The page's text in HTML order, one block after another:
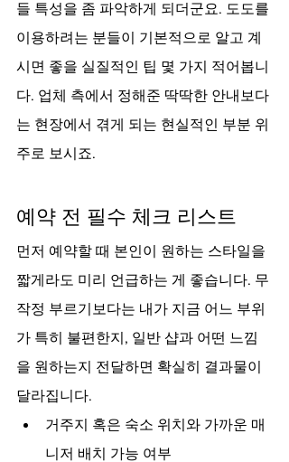
들 특성을 좀 파악하게 되더군요. 도도를
이용하려는 분들이 기본적으로 알고 계
시면 좋을 실질적인 팁 몇 가지 적어봅니
다. 업체 측에서 정해준 딱딱한 안내보다
는 현장에서 겪게 되는 현실적인 부분 위
주로 보시죠.
예약 전 필수 체크 리스트
먼저 예약할 때 본인이 원하는 스타일을
짧게라도 미리 언급하는 게 좋습니다. 무
작정 부르기보다는 내가 지금 어느 부위
가 특히 불편한지, 일반 샵과 어떤 느낌
을 원하는지 전달하면 확실히 결과물이
달라집니다.
거주지 혹은 숙소 위치와 가까운 매
니저 배치 가능 여부